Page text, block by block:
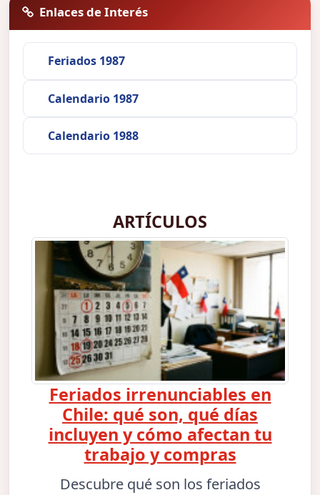
Enlaces de Interés
Feriados 1987
Calendario 1987
Calendario 1988
ARTÍCULOS
Feriados irrenunciables en
Chile: qué son, qué días
incluyen y cómo afectan tu
trabajo y compras
Descubre qué son los feriados